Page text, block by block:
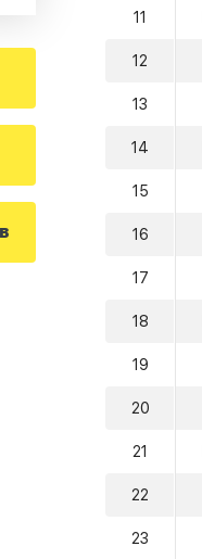
11
12
13
14
15
16
17
18
19
20
21
22
23